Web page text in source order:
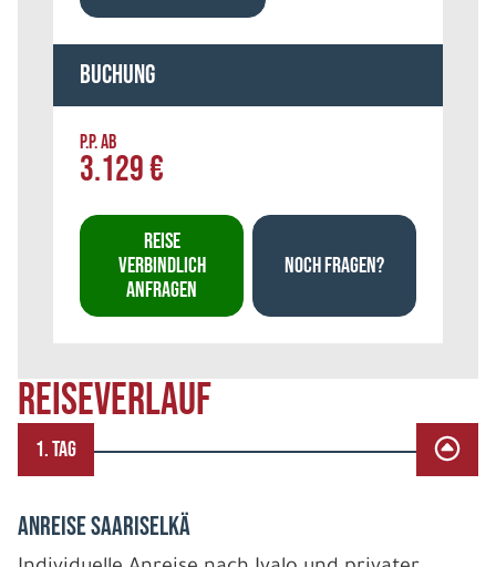
REISEVERLAUF
1. TAG
ANREISE SAARISELKÄ
Buchung
P.P. AB
3.129 €
REISE
VERBINDLICH
ANFRAGEN
NOCH FRAGEN?